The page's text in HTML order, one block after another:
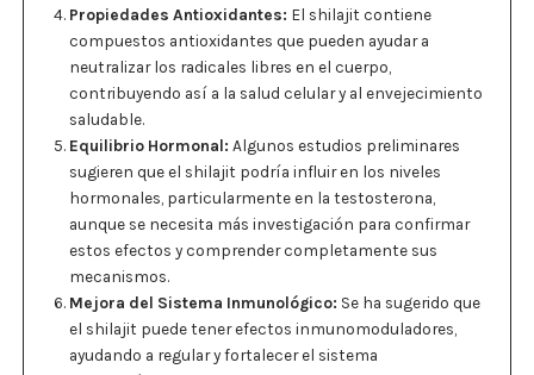
Propiedades Antioxidantes: El shilajit contiene
compuestos antioxidantes que pueden ayudar a
neutralizar los radicales libres en el cuerpo,
contribuyendo así a la salud celular y al envejecimiento
saludable.
Equilibrio Hormonal: Algunos estudios preliminares
sugieren que el shilajit podría influir en los niveles
hormonales, particularmente en la testosterona,
aunque se necesita más investigación para confirmar
estos efectos y comprender completamente sus
mecanismos.
Mejora del Sistema Inmunológico: Se ha sugerido que
el shilajit puede tener efectos inmunomoduladores,
ayudando a regular y fortalecer el sistema